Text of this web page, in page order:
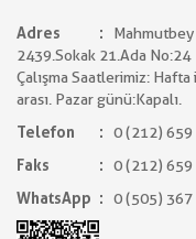
Adres
Mahmutbey
2439.Sokak 21.Ada No:24
Çalışma Saatlerimiz:
arası. Pazar günü:Kapalı.
Telefon
0 (212) 659
Faks
0 (212) 659
WhatsApp
0 (505) 367